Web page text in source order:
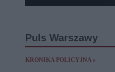
Puls Warszawy
KRONIKA POLICYJNA »